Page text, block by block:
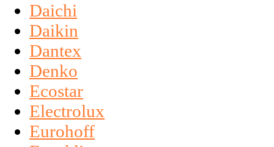
Daichi
Daikin
Dantex
Denko
Ecostar
Electrolux
Eurohoff